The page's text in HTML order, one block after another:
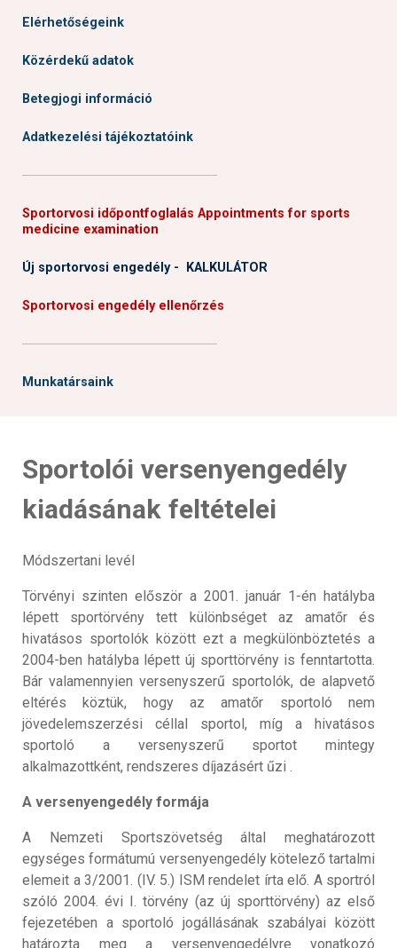
Elérhetőségeink
Közérdekű adatok
Betegjogi információ
Adatkezelési tájékoztatóink
──────────────────────
Sportorvosi időpontfoglalás Appointments for sports
medicine examination
Új sportorvosi engedély - KALKULÁTOR
Sportorvosi engedély ellenőrzés
──────────────────────
Munkatársaink
Sportolói versenyengedély
kiadásának feltételei
Módszertani levél
Törvényi szinten először a 2001. január 1-én hatályba
lépett sportörvény tett különbséget az amatőr és
hivatásos sportolók között ezt a megkülönböztetés a
2004-ben hatályba lépett új sporttörvény is fenntartotta.
Bár valamennyien versenyszerű sportolók, de alapvető
eltérés köztük, hogy az amatőr sportoló nem
jövedelemszerzési céllal sportol, míg a hivatásos
sportoló a versenyszerű sportot mintegy
alkalmazottként, rendszeres díjazásért űzi .
A versenyengedély formája
A Nemzeti Sportszövetség által meghatározott
egységes formátumú versenyengedély kötelező tartalmi
elemeit a 3/2001. (IV. 5.) ISM rendelet írta elő. A sportról
szóló 2004. évi I. törvény (az új sporttörvény) az első
fejezetében a sportoló jogállásának szabályai között
határozta meg a versenyengedélyre vonatkozó